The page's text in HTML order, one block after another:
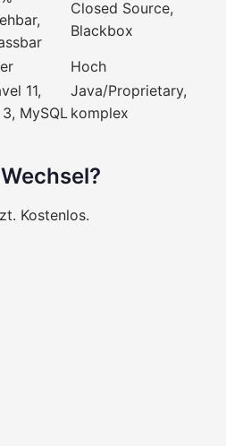
Closed Source,
Blackbox
Hoch
11,
MySQL
Java/Proprietary,
komplex
Kostenlos.